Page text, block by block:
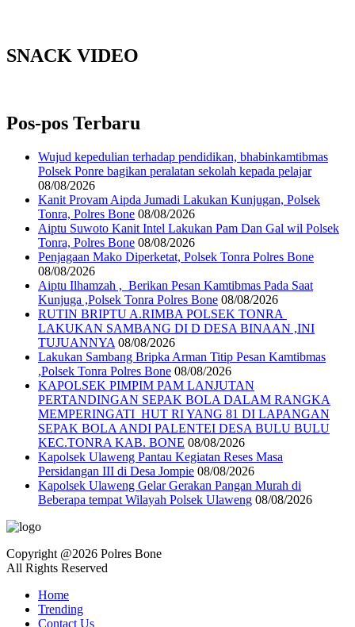
SNACK VIDEO
Pos-pos Terbaru
Wujud kepedulian terhadap pendidikan, bhabinkamtibmas
Polsek Ponre bagikan peralatan sekolah kepada pelajar
08/08/2026
Kanit Provam Aipda Jumadi Lakukan Kunjugan, Polsek
Tonra, Polres Bone 08/08/2026
Aiptu Suwoto Kanit Intel Lakukan Pam Dan Gal wil Polsek
Tonra, Polres Bone 08/08/2026
Penjagaan Mako Diperketat, Polsek Tonra Polres Bone
08/08/2026
Aiptu Ilhamzah , Berikan Pesan Kamtibmas Pada Saat
Kunjuga ,Polsek Tonra Polres Bone 08/08/2026
RUTIN BRIPTU A.RIMBA POLSEK TONRA
LAKUKAN SAMBANG DI D DESA BINAAN ,INI
TUJUANNYA 08/08/2026
Lakukan Sambang Bripka Arman Titip Pesan Kamtibmas
,Polsek Tonra Polres Bone 08/08/2026
KAPOLSEK PIMPIM PAM LANJUTAN
PERTANDINGAN SEPAK BOLA DALAM RANGKA
MEMPERINGATI HUT RI YANG 81 DI LAPANGAN
SEPAK BOLA ANDI PALENTEI DESA BULU BULU
KEC.TONRA KAB. BONE 08/08/2026
Kapolsek Ulaweng Pantau Kegiatan Reses Masa
Persidangan III di Desa Jompie 08/08/2026
Kapolsek Ulaweng Gelar Gerakan Pangan Murah di
Beberapa tempat Wilayah Polsek Ulaweng 08/08/2026
Copyright @2026 Polres Bone
All Rights Reserved
Home
Trending
Contact Us